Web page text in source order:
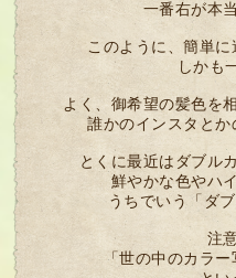
一番右が本
このように、簡単に
しかも
よく、御希望の髪色を
誰かのインスタとか
とくに最近はダブル
鮮やかな色やハ
うちでいう「ダ
注
「世の中のカラー